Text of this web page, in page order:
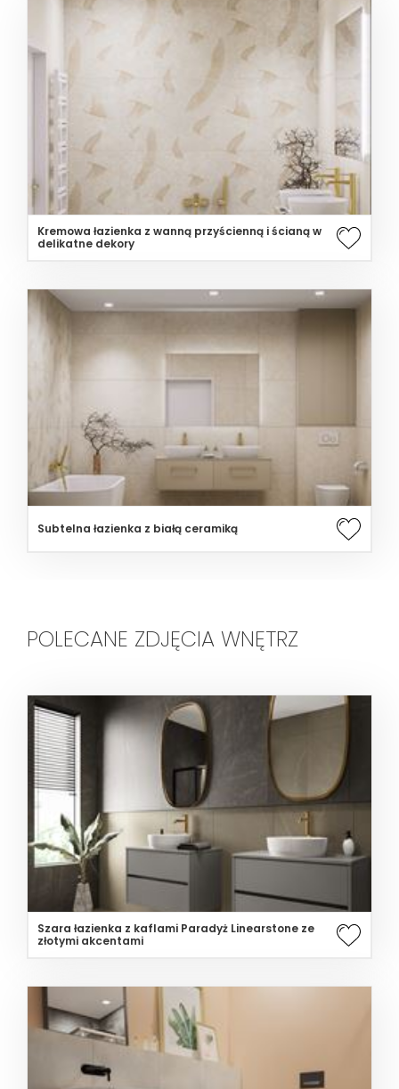
Kremowa łazienka z wanną przyścienną i ścianą w
delikatne dekory
Subtelna łazienka z białą ceramiką
POLECANE ZDJĘCIA WNĘTRZ
Szara łazienka z kaflami Paradyż Linearstone ze
złotymi akcentami